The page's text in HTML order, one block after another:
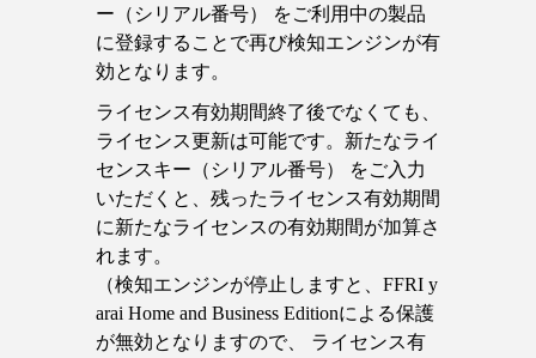
ー（シリアル番号） をご利用中の製品
に登録することで再び検知エンジンが有
効となります。
ライセンス有効期間終了後でなくても、
ライセンス更新は可能です。新たなライ
センスキー（シリアル番号） をご入力
いただくと、残ったライセンス有効期間
に新たなライセンスの有効期間が加算さ
れます。
（検知エンジンが停止しますと、FFRI y
arai Home and Business Editionによる保護
が無効となりますので、 ライセンス有